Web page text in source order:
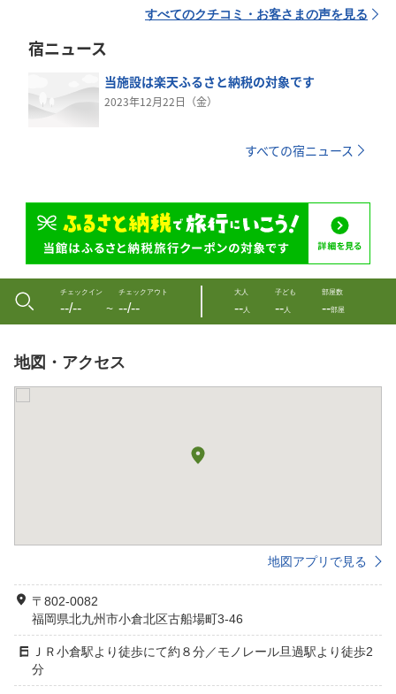
すべてのクチコミ・お客さまの声を見る
宿ニュース
当施設は楽天ふるさと納税の対象です
2023年12月22日（金）
すべての宿ニュース
チェックイン
--/-- 〜
チェックアウト
--/--
大人
--人
子ども
--人
部屋数
--部屋
地図・アクセス
地図アプリで見る
〒802-0082
福岡県北九州市小倉北区古船場町3-46
ＪＲ小倉駅より徒歩にて約８分／モノレール旦過駅より徒歩2
分